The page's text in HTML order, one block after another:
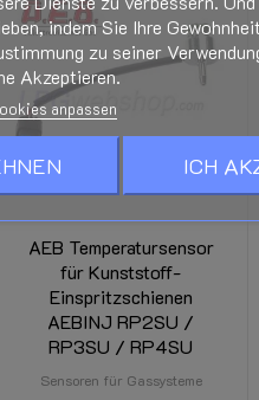
Siehe unten
Wird im
t, Zielort und
AEB INJ I-
AEB Temperatursensor
für Kunststoff-
Einspritzschienen
AEBINJ RP2SU /
RP3SU / RP4SU
Sensoren für Gassysteme
indem Sie Ihre
zu seiner
Akzeptieren.
anpassen
ICH